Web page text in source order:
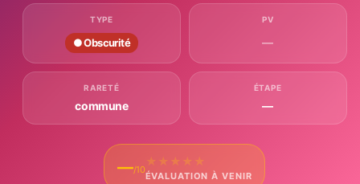
TYPE
● Obscurité
PV
—
RARETÉ
commune
ÉTAPE
—
—/10
★ ★ ★ ★ ★
ÉVALUATION À VENIR